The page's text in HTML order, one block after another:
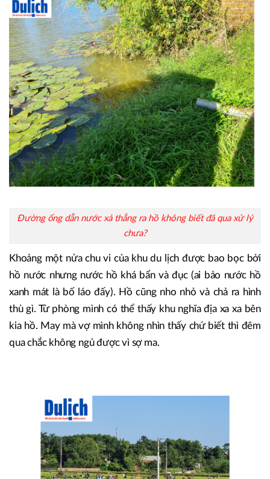
Đường ống dẫn nước xả thẳng ra hồ không biết đã qua xử lý
chưa?
Khoảng một nửa chu vi của khu du lịch được bao bọc bởi
hồ nước nhưng nước hồ khá bẩn và đục (ai bảo nước hồ
xanh mát là bố láo đấy). Hồ cũng nho nhỏ và chả ra hình
thù gì. Từ phòng mình có thể thấy khu nghĩa địa xa xa bên
kia hồ. May mà vợ mình không nhìn thấy chứ biết thì đêm
qua chắc không ngủ được vì sợ ma.